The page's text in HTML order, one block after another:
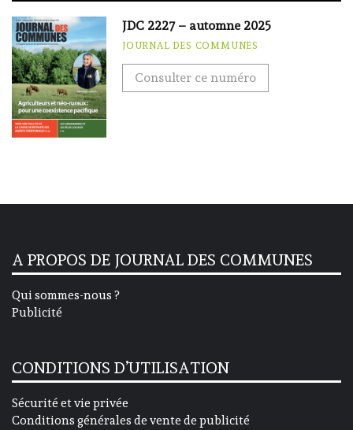
JDC 2227 – automne 2025
JOURNAL DES COMMUNES
Consulter ce numéro
A PROPOS DE JOURNAL DES COMMUNES
Qui sommes-nous ?
Publicité
CONDITIONS D’UTILISATION
Sécurité et vie privée
Conditions générales de vente de publicité